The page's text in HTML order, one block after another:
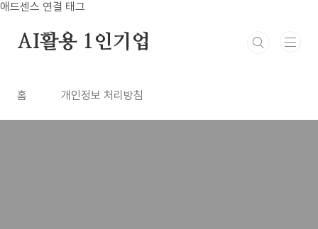
애드센스 연결 태그
본문 바로가기
AI활용 1인기업
홈 개인정보 처리방침